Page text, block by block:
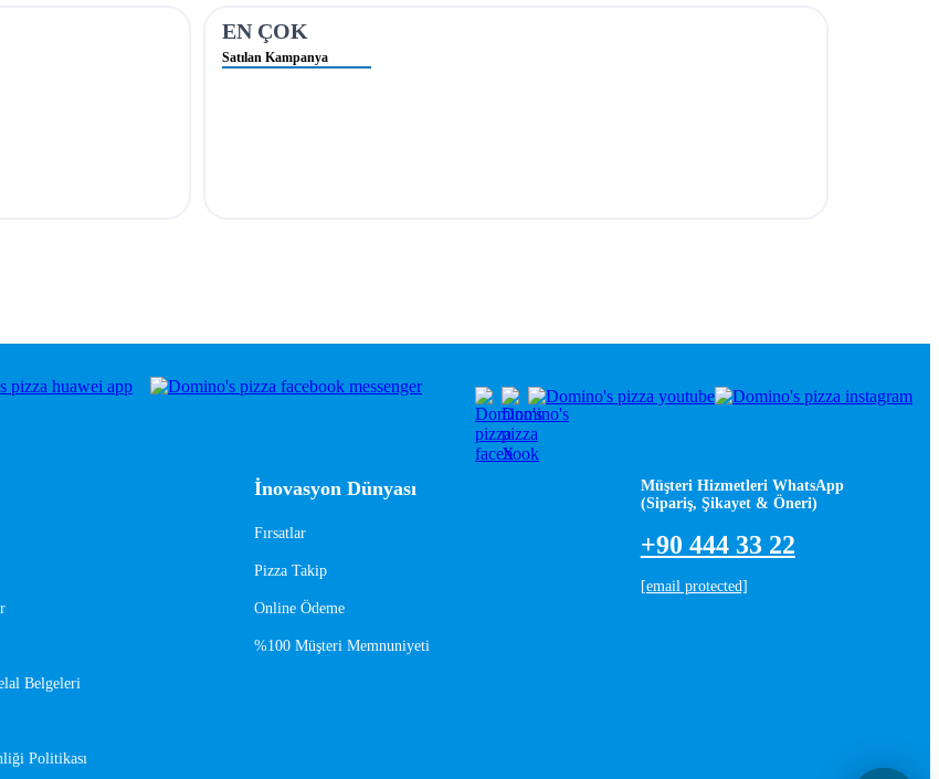
EN ÇOK
Satılan Kampanya
Belgeleri
Politikası
İnovasyon Dünyası
Fırsatlar
Pizza Takip
Online Ödeme
%100 Müşteri Memnuniyeti
Müşteri Hizmetleri WhatsApp
(Sipariş, Şikayet & Öneri)
+90 444 33 22
[email protected]